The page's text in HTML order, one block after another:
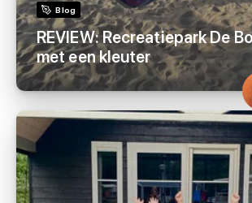
Blog
REVIEW: Recreatiepark De
met een kleuter